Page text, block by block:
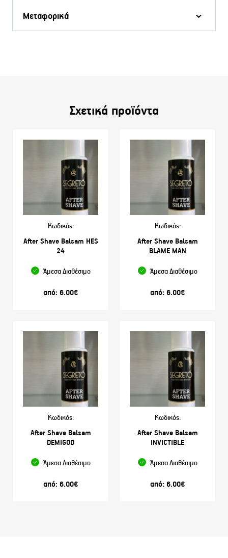
Μεταφορικά
Σχετικά προϊόντα
Κωδικός:
After Shave Balsam HES
24
Άμεσα Διαθέσιμο
από: 6.00€
Κωδικός:
After Shave Balsam
BLAME MAN
Άμεσα Διαθέσιμο
από: 6.00€
Κωδικός:
After Shave Balsam
DEMIGOD
Άμεσα Διαθέσιμο
από: 6.00€
Κωδικός:
After Shave Balsam
INVICTIBLE
Άμεσα Διαθέσιμο
από: 6.00€